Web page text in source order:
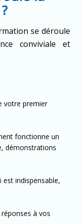
se déroule
conviviale et
votre premier
fonctionne un
démonstrations
est indispensable,
à vos